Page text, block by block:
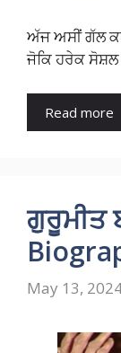
ਅੱਜ ਅਸੀਂ ਗੱਲ
ਜੋਕਿ ਹਰੇਕ
Read more
ਗੁਰੂਮੀਤ
May 13,